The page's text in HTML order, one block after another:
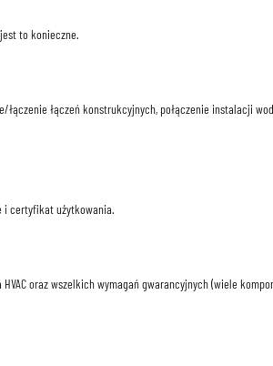
to konieczne.
łączeń konstrukcyjnych, połączenie instalacji
i certyfikat użytkowania.
oraz wszelkich wymagań gwarancyjnych (wiele